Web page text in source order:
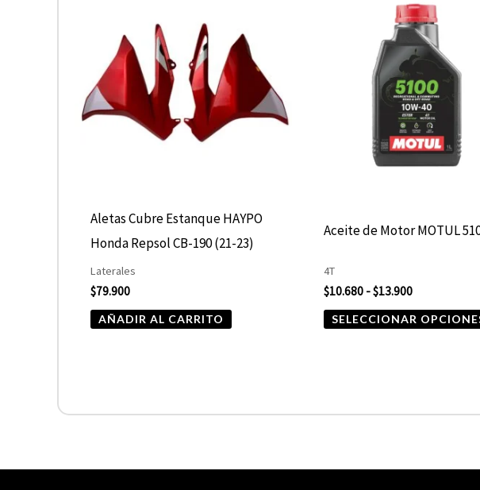
Aletas Cubre Estanque HAYPO
Honda Repsol CB-190 (21-23)
Laterales
$79.900
AÑADIR AL CARRITO
Aceite de Motor MOTUL
4T
$10.680 -$13.900
precios:
desde
$10.680
hasta
$13.900
SELECCIONAR